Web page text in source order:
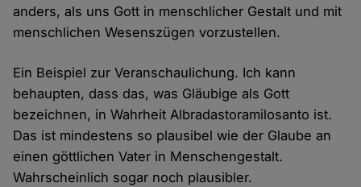
anders, als uns Gott in menschlicher Gestalt und mit
menschlichen Wesenszügen vorzustellen.
Ein Beispiel zur Veranschaulichung. Ich kann
behaupten, dass das, was Gläubige als Gott
bezeichnen, in Wahrheit Albradastoramilosanto ist.
Das ist mindestens so plausibel wie der Glaube an
einen göttlichen Vater in Menschengestalt.
Wahrscheinlich sogar noch plausibler.